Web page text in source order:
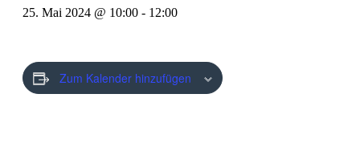
25. Mai 2024 @ 10:00 - 12:00
Zum Kalender hinzufügen